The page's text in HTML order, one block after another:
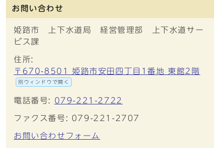
お問い合わせ
姫路市 上下水道局 経営管理部 上下水道サー
ビス課
住所:
〒670-8501 姫路市安田四丁目1番地 東館2階
別ウィンドウで開く
電話番号: 079-221-2722
ファクス番号: 079-221-2707
お問い合わせフォーム